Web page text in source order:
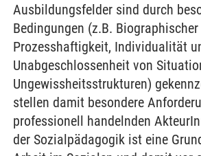
Ausbildungsfelder sind durch
Bedingungen (z.B. Biographischer
Prozesshaftigkeit, Individualität
Unabgeschlossenheit von
Ungewissheitsstrukturen)
stellen damit besondere
professionell handelnden
der Sozialpädagogik ist eine